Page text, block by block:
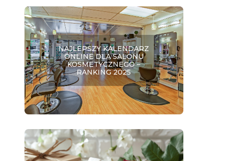
NAJLEPSZY KALENDARZ
ONLINE DLA SALONU
KOSMETYCZNEGO –
RANKING 2025